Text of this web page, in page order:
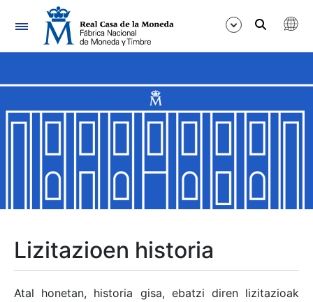
Nabigazioa
Erakutsi/Ezkutatu
Erakutsi/Ezkutatu
Erakutsi/Ezkutatu
Erakutsi/Ezkutatu
Lizitazioen historia
Atal honetan, historia gisa, ebatzi diren lizitazioak